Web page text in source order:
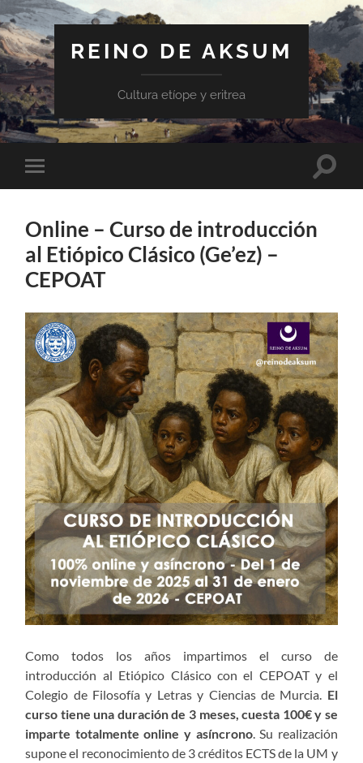
REINO DE AKSUM
Cultura etíope y eritrea
Alternar
el
móvil
Online – Curso de introducción
al Etiópico Clásico (Ge’ez) –
CEPOAT
Como todos los años impartimos el curso de
introducción al Etiópico Clásico con el CEPOAT y el
Colegio de Filosofía y Letras y Ciencias de Murcia. El
curso tiene una duración de 3 meses, cuesta 100€ y se
imparte totalmente online y asíncrono. Su realización
supone el reconocimiento de 3 créditos ECTS de la UM y